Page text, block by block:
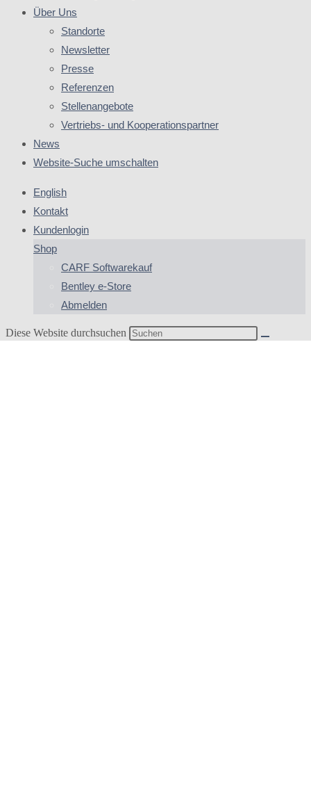
Über Uns
Standorte
Newsletter
Presse
Referenzen
Stellenangebote
Vertriebs- und Kooperationspartner
News
Website-Suche umschalten
English
Kontakt
Kundenlogin
Shop
CARF Softwarekauf
Bentley e-Store
Abmelden
Diese Website durchsuchen